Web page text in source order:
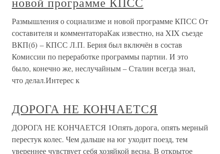
Размышления о социализме и новой программе КПСС От
составителя и комментатораКак известно, на XIX съезде
ВКП(б) – КПСС Л.П. Берия был включён в состав
Комиссии по переработке программы партии. И это
было, конечно же, неслучайным – Сталин всегда знал,
что делал.Интерес к
ДОРОГА НЕ КОНЧАЕТСЯ
ДОРОГА НЕ КОНЧАЕТСЯ 1Опять дорога, опять мерный
перестук колес. Чем дальше на юг уходит поезд, тем
увереннее чувствует себя хозяйкой весна. В открытое